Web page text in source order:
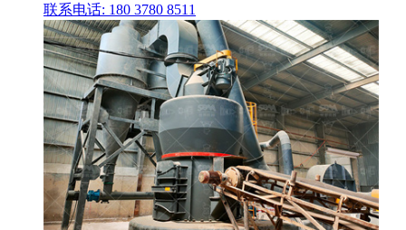
联系电话: 180 3780 8511